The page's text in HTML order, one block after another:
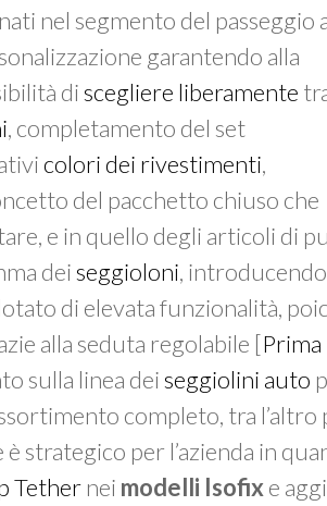
nel segmento del passeggio
garantendo alla
discegliere liberamente
, completamento del set
colori dei rivestimenti,
del pacchetto chiuso che
e in quello degli articoli di
deiseggioloni,
di elevata funzionalità,
alla seduta regolabile [
sulla linea deiseggiolini auto
completo, tra
è strategico per l’azienda in
Tethernei modelli Isofixe